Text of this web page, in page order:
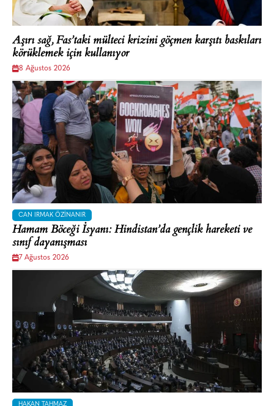
Aşırı sağ, Fas’taki mülteci krizini göçmen karşıtı baskıları
körüklemek için kullanıyor
8 Ağustos 2026
CAN IRMAK ÖZINANIR
Hamam Böceği İsyanı: Hindistan’da gençlik hareketi ve
sınıf dayanışması
7 Ağustos 2026
HAKAN TAHMAZ